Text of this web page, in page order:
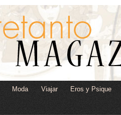
Moda Viajar Eros y Psique